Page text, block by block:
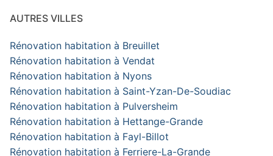
AUTRES VILLES
Rénovation habitation à Breuillet
Rénovation habitation à Vendat
Rénovation habitation à Nyons
Rénovation habitation à Saint-Yzan-De-Soudiac
Rénovation habitation à Pulversheim
Rénovation habitation à Hettange-Grande
Rénovation habitation à Fayl-Billot
Rénovation habitation à Ferriere-La-Grande